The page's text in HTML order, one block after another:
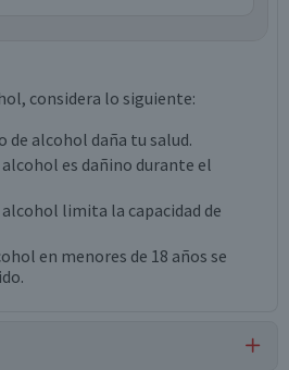
considera lo siguiente:
de alcohol daña tu salud.
es dañino durante el
limita la capacidad de
en menores de 18 años se